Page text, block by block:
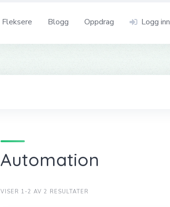
Fleksere Blogg Oppdrag Logg inn
Automation
VISER 1-2 AV 2 RESULTATER